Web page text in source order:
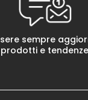
sempre
prodotti e